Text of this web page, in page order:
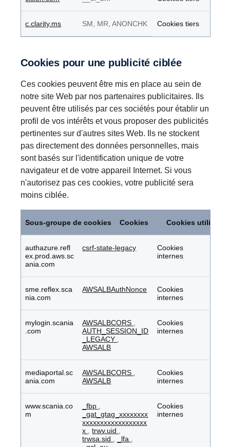
c.clarity.ms SM, MR, ANONCHK Cookies tiers
Cookies pour une publicité ciblée
Ces cookies peuvent être mis en place au sein de
notre site Web par nos partenaires publicitaires. Ils
peuvent être utilisés par ces sociétés pour établir un
profil de vos intérêts et vous proposer des publicités
pertinentes sur d'autres sites Web. Ils ne stockent
pas directement des données personnelles, mais
sont basés sur l'identification unique de votre
navigateur et de votre appareil Internet. Si vous
n'autorisez pas ces cookies, votre publicité sera
moins ciblée.
une
ciblée
Sous-groupe de cookies Cookies Cookies utilisés
authazure.refl
ex.prod.aws.sc
ania.com
csrf-state-legacy
Cookies
internes
sme.reflex.sca
nia.com
AWSALBAuthNonce
Cookies
internes
mylogin.scania
.com
AWSALBCORS
AUTH_SESSION_ID
_LEGACY
AWSALB
Cookies
internes
mediaportal.sc
ania.com
AWSALBCORS
AWSALB
Cookies
internes
www.scania.co
m
_fbp
_gat_gtag_xxxxxxxx
xxxxxxxxxxxxxxxxxx
x
,trwv.uid
trwsa.sid
_lfa
Cookies
internes